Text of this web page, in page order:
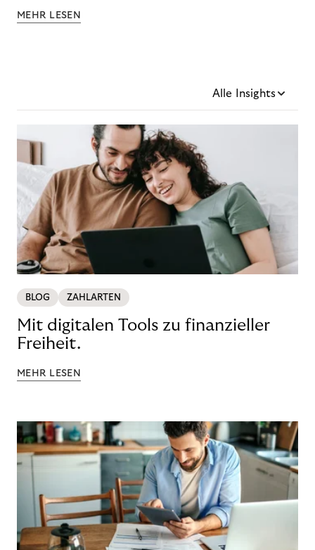
MEHR LESEN
Alle Insights
BLOG ZAHLARTEN
Mit digitalen Tools zu finanzieller
Freiheit.
MEHR LESEN